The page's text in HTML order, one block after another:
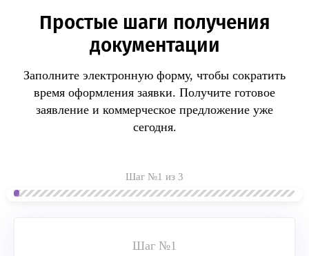
Простые шаги получения
документации
Заполните электронную форму, чтобы сократить
время оформления заявки. Получите готовое
заявление и коммерческое предложение уже
сегодня.
Шаг №1 из 3
Шаг №1